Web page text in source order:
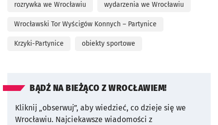
rozrywka we Wrocławiu wydarzenia we Wrocławiu
Wrocławski Tor Wyścigów Konnych – Partynice
Krzyki-Partynice obiekty sportowe
BĄDŹ NA BIEŻĄCO Z WROCŁAWIEM!
Kliknij „obserwuj”, aby wiedzieć, co dzieje się we
Wrocławiu. Najciekawsze wiadomości z